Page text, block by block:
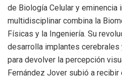
de Biología Celular y eminencia
multidisciplinar combina la
Físicas y la Ingeniería. Su
desarrolla implantes
para devolver la percepción
Fernández Jover subió a